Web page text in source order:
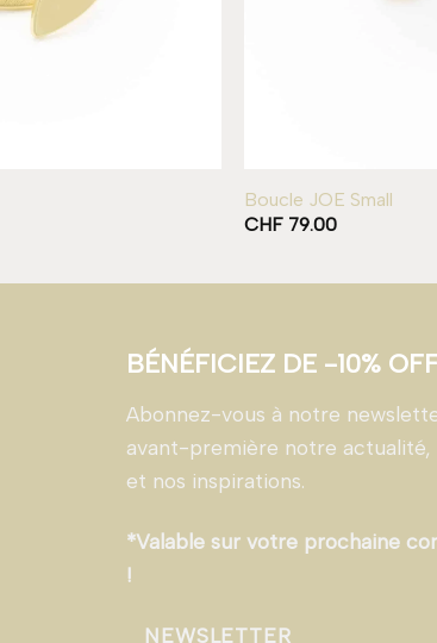
Boucle JOE Small
CHF 79.00
BÉNÉFICIEZ DE -10%
Abonnez-vous à notre
avant-première notre actualité,
et nos inspirations.
*Valable sur votre prochaine
!
NEWSLETTER